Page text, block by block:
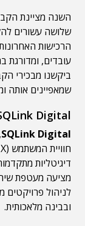
השנה מציינת
ביקשנו מבכירי
שמאפיינים אותה
Digital
SQLink Digital
דיגיטליות
מציעה מעטפת
לניהול
ובבינה מלאכותית.